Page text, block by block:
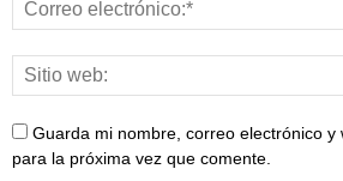
Guarda mi nombre, correo electrónico y
para la próxima vez que comente.